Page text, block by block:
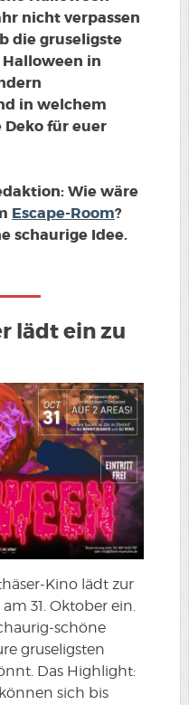
nicht verpassen
die gruseligste
in
in welchem
Deko für euer
Wie wäre
Escape-Room?
schaurige Idee.
lädt ein zu
Kino lädt zur
31. Oktober ein.
schöne
gruseligsten
Das Highlight:
sich bis